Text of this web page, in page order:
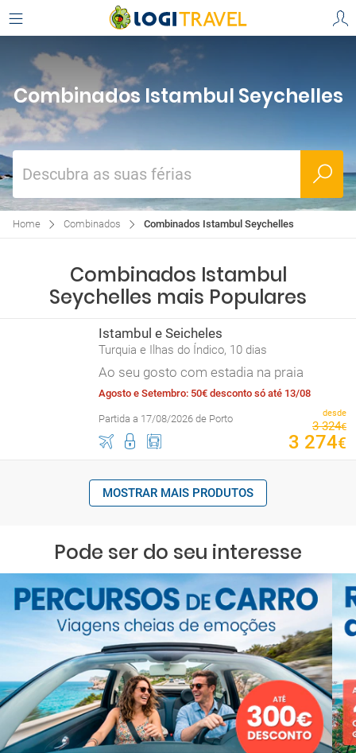
Combinados Istambul Seychelles
Descubra as suas férias
Home Combinados Combinados Istambul Seychelles
Combinados Istambul
Seychelles mais Populares
Istambul e Seicheles
Turquia e Ilhas do Índico, 10 dias
Ao seu gosto com estadia na praia
Agosto e Setembro: 50€ desconto só até 13/08
Partida a 17/08/2026 de Porto desde
3 324€
3 274€
MOSTRAR MAIS PRODUTOS
Pode ser do seu interesse